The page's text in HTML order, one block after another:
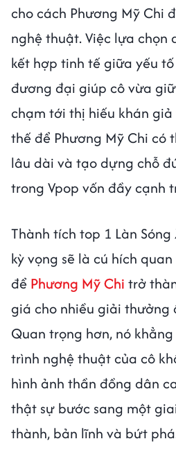
cho cách Phương Mỹ Chi
nghệ thuật. Việc lựa chọn
kết hợp tinh tế giữa yếu
đương đại giúp cô vừa
chạm tới thị hiếu khán
thế để Phương Mỹ Chi có
lâu dài và tạo dựng chỗ
trong Vpop vốn đầy cạnh
Thành tích top 1 Làn
kỳ vọng sẽ là cú hích
để Phương Mỹ Chi trở
giá cho nhiều giải thưởng
Quan trọng hơn, nó
trình nghệ thuật của cô
hình ảnh thần đồng dân
thật sự bước sang một
thành, bản lĩnh và bứt